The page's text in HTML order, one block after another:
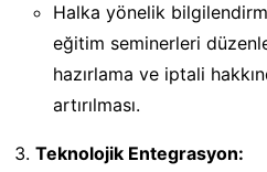
Halka yönelik
eğitim seminerleri
hazırlama ve iptali
artırılması.
Teknolojik Entegrasyon: